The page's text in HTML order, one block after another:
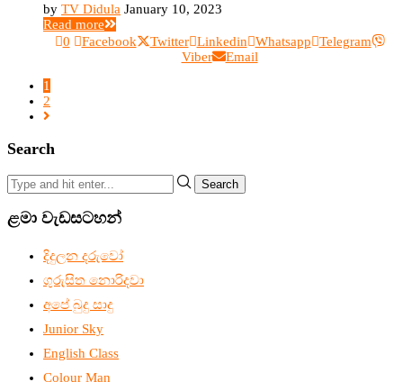
by TV Didula January 10, 2023
Read more
0
Facebook Twitter Linkedin Whatsapp
Telegram
Viber
Email
1
2
Search
Search
ළමා වැඩසටහන්
දිදුලන දරුවෝ
ගුරුසිත නොරිදවා
අපේ බුදු සාදු
Junior Sky
English Class
Colour Man